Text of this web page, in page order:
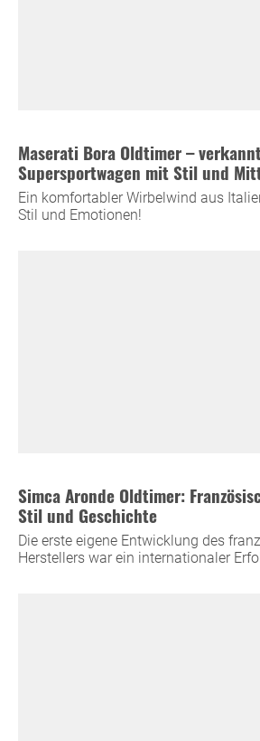
Maserati Bora Oldtimer –
Supersportwagen mit Stil und
Ein komfortabler Wirbelwind aus
Stil und Emotionen!
Simca Aronde Oldtimer:
Stil und Geschichte
Die erste eigene Entwicklung des
Herstellers war ein internationaler